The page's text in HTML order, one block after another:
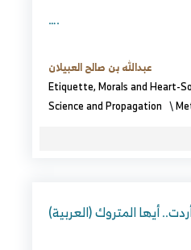
….
عبدالله بن صالح العبيلان
Etiquette, Morals and Heart-
Science and Propagation \
ما أردت.. أيها المتروك